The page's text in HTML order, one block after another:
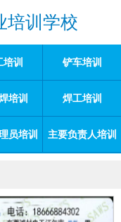
培训学校
培训 铲车培训
培训 焊工培训
员培训 主要负责人培训